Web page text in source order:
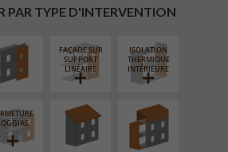
PAR TYPE D'INTERVENTION
FAÇADE SUR
SUPPORT
LINÉAIRE
ISOLATION
THERMIQUE
INTÉRIEURE
RÉFECTION DES
TOITURES
SURÉLÉVATION
EXTENSION
PROCÉDÉ
PARTICULIER